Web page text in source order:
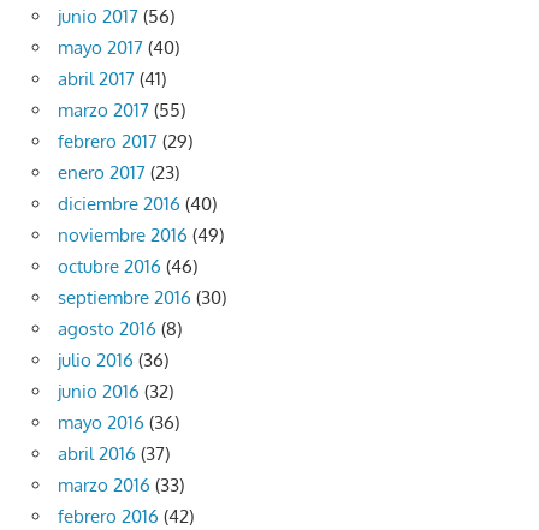
junio 2017 (56)
mayo 2017 (40)
abril 2017 (41)
marzo 2017 (55)
febrero 2017 (29)
enero 2017 (23)
diciembre 2016 (40)
noviembre 2016 (49)
octubre 2016 (46)
septiembre 2016 (30)
agosto 2016 (8)
julio 2016 (36)
junio 2016 (32)
mayo 2016 (36)
abril 2016 (37)
marzo 2016 (33)
febrero 2016 (42)